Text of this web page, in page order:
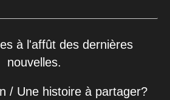
à l'affût des dernières
nouvelles.
/ Une histoire à partager?